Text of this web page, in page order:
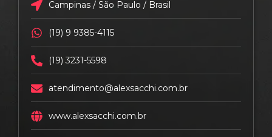
Campinas / São Paulo / Brasil
(19) 9 9385-4115
(19) 3231-5598
atendimento@alexsacchi.com.br
www.alexsacchi.com.br